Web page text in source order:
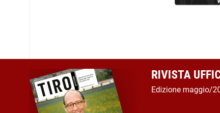
RIVISTA
Edizione maggio/